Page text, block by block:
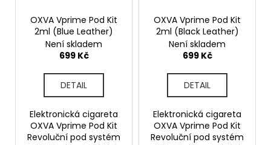
OXVA Vprime Pod Kit
2ml (Blue Leather)
Není skladem
699 Kč
DETAIL
Elektronická cigareta
OXVA Vprime Pod Kit
Revoluční pod systém
OXVA Vprime Pod Kit
2ml (Black Leather)
Není skladem
699 Kč
DETAIL
Elektronická cigareta
OXVA Vprime Pod Kit
Revoluční pod systém